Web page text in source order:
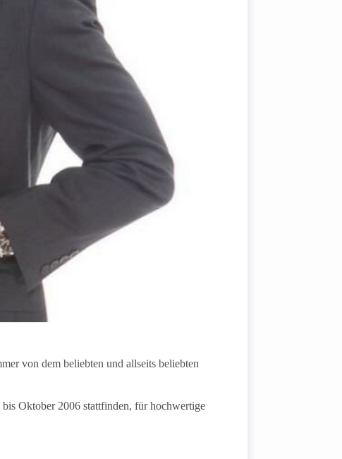
von dem beliebten und allseits beliebten
Oktober 2006 stattfinden, für hochwertige